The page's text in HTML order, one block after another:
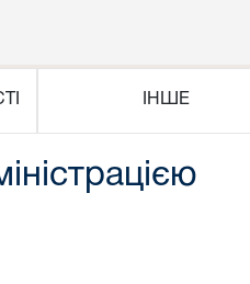
ІНШЕ